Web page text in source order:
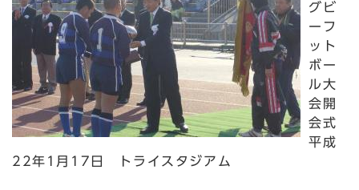
グビ
ーフ
ット
ボー
ル大
会開
会式
平成
22年1月17日 トライスタジアム